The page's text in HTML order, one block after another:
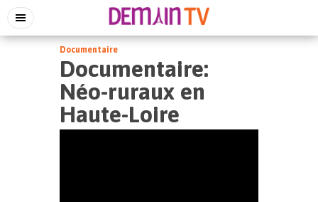
Documentaire
Documentaire:
Néo-ruraux en
Haute-Loire